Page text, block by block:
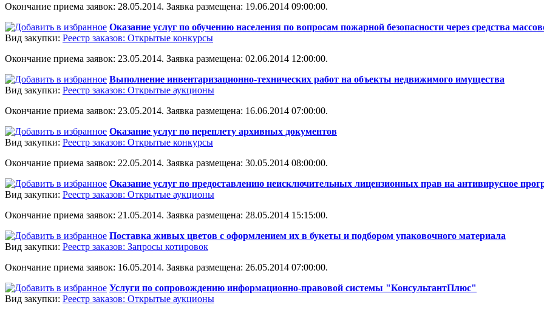
Окончание приема заявок: 28.05.2014. Заявка размещена: 19.06.2014 09:00:00.
Оказание услуг по обучению населения по вопросам пожарной безопасности через средства
Вид закупки: Реестр заказов: Открытые конкурсы
Окончание приема заявок: 23.05.2014. Заявка размещена: 02.06.2014 12:00:00.
Выполнение инвентаризационно-технических работ на объекты недвижимого имущества
Вид закупки: Реестр заказов: Открытые аукционы
Окончание приема заявок: 23.05.2014. Заявка размещена: 16.06.2014 07:00:00.
Оказание услуг по переплету архивных документов
Вид закупки: Реестр заказов: Открытые конкурсы
Окончание приема заявок: 22.05.2014. Заявка размещена: 30.05.2014 08:00:00.
Оказание услуг по предоставлению неисключительных лицензионных прав на антивирусное
Вид закупки: Реестр заказов: Открытые аукционы
Окончание приема заявок: 21.05.2014. Заявка размещена: 28.05.2014 15:15:00.
Поставка живых цветов с оформлением их в букеты и подбором упаковочного материала
Вид закупки: Реестр заказов: Запросы котировок
Окончание приема заявок: 16.05.2014. Заявка размещена: 26.05.2014 07:00:00.
Услуги по сопровождению информационно-правовой системы "КонсультантПлюс"
Вид закупки: Реестр заказов: Открытые аукционы